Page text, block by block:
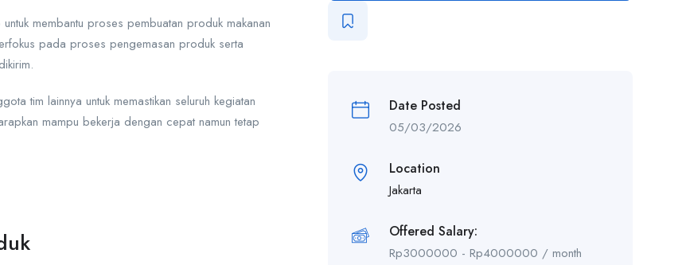
membantu proses pembuatan produk makanan
pada proses pengemasan produk serta
tim lainnya untuk memastikan seluruh kegiatan
mampu bekerja dengan cepat namun tetap
Date Posted
05/03/2026
Location
Jakarta
Offered Salary:
Rp3000000 - Rp4000000 / month